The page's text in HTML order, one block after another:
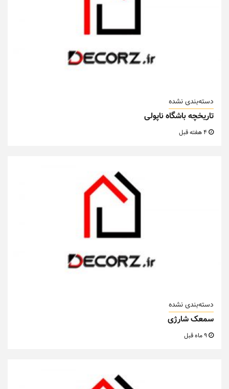
دسته‌بندی نشده
تاریخچه باشگاه ناپولی
دسته‌بندی نشده
سمعک شارژی